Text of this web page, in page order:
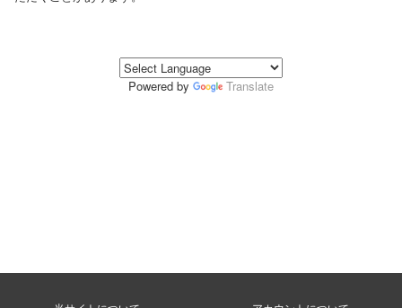
Powered by Translate